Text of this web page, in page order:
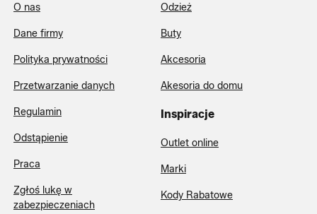
O nas
Dane firmy
Polityka prywatności
Przetwarzanie danych
Regulamin
Odstąpienie
Praca
Zgłoś lukę w
zabezpieczeniach
Odzież
Buty
Akcesoria
Akesoria do domu
Inspiracje
Outlet online
Marki
Kody Rabatowe